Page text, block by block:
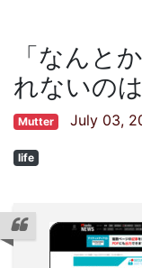
「なんと
れないの
Mutter July 03,
life